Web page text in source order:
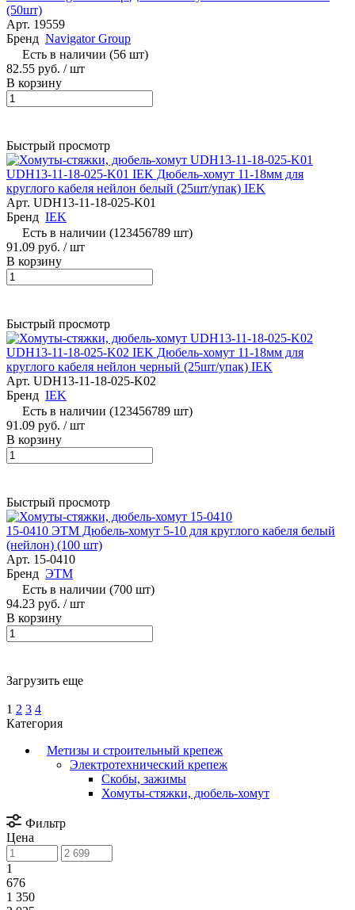
(50шт)
Арт. 19559
Бренд Navigator Group
Есть в наличии (56 шт)
82.55 руб. / шт
В корзину
Быстрый просмотр
UDH13-11-18-025-K01 IEK Дюбель-хомут 11-18мм для
круглого кабеля нейлон белый (25шт/упак) IEK
Арт. UDH13-11-18-025-K01
Бренд IEK
Есть в наличии (123456789 шт)
91.09 руб. / шт
В корзину
Быстрый просмотр
UDH13-11-18-025-K02 IEK Дюбель-хомут 11-18мм для
круглого кабеля нейлон черный (25шт/упак) IEK
Арт. UDH13-11-18-025-K02
Бренд IEK
Есть в наличии (123456789 шт)
91.09 руб. / шт
В корзину
Быстрый просмотр
15-0410 ЭТМ Дюбель-хомут 5-10 для круглого кабеля белый
(нейлон) (100 шт)
Арт. 15-0410
Бренд ЭТМ
Есть в наличии (700 шт)
94.23 руб. / шт
В корзину
Загрузить еще
1 2 3 4
Категория
Метизы и строительный крепеж
Электротехнический крепеж
Скобы, зажимы
Хомуты-стяжки, дюбель-хомут
Фильтр
Цена
1
676
1 350